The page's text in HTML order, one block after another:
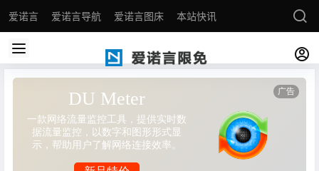
爱诺言 爱诺言导航 爱诺言图床 本站快讯